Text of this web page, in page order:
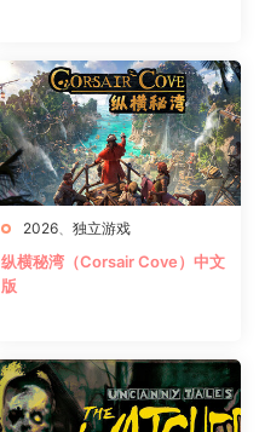
2026 独立游戏
纵横秘湾（Corsair Cove）中文
版